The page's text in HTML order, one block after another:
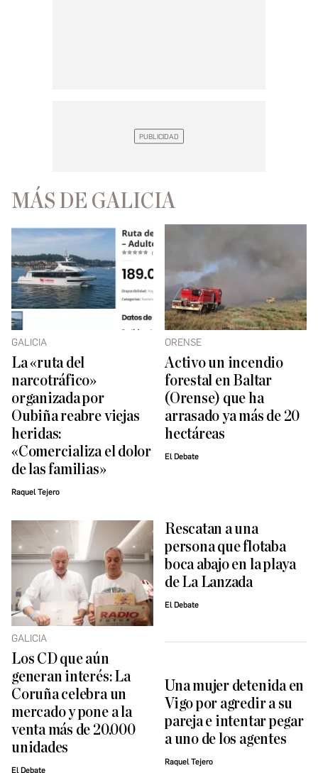
MÁS DE GALICIA
GALICIA
La «ruta del
narcotráfico»
organizada por
Oubiña reabre viejas
heridas:
«Comercializa el dolor
de las familias»
Raquel Tejero
ORENSE
Activo un incendio
forestal en Baltar
(Orense) que ha
arrasado ya más de 20
hectáreas
El Debate
GALICIA
Los CD que aún
generan interés: La
Coruña celebra un
mercado y pone a la
venta más de 20.000
unidades
El Debate
Rescatan a una
persona que flotaba
boca abajo en la playa
de La Lanzada
El Debate
Una mujer detenida en
Vigo por agredir a su
pareja e intentar pegar
a uno de los agentes
Raquel Tejero